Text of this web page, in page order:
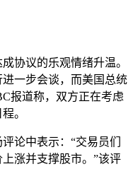
协议的乐观情绪升温。
一步会谈，而美国总统
报道称，双方正在考虑
。
论中表示：“交易员们
涨并支撑股市。”该评